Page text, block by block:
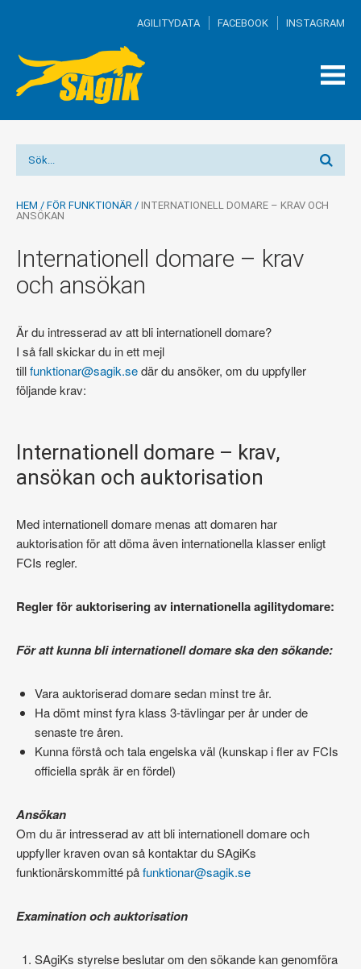
AGILITYDATA FACEBOOK INSTAGRAM
HEM / FÖR FUNKTIONÄR / INTERNATIONELL DOMARE – KRAV OCH
ANSÖKAN
Internationell domare – krav
och ansökan
Är du intresserad av att bli internationell domare?
I så fall skickar du in ett mejl
tillfunktionar@sagik.sedär du ansöker, om du uppfyller
följande krav:
Internationell domare – krav,
ansökan och auktorisation
Med internationell domare menas att domaren har
auktorisation för att döma även internationella klasser enligt
FCIs regler.
Regler för auktorisering av internationella agilitydomare:
För att kunna bli internationell domare ska den sökande:
Vara auktoriserad domare sedan minst tre år.
Ha dömt minst fyra klass 3-tävlingar per år under de
senaste tre åren.
Kunna förstå och tala engelska väl (kunskap i fler av FCIs
officiella språk är en fördel)
Ansökan
Om du är intresserad av att bli internationell domare och
uppfyller kraven ovan så kontaktar du SAgiKs
funktionärskommitté påfunktionar@sagik.se
Examination och auktorisation
SAgiKs styrelse beslutar om den sökande kan genomföra